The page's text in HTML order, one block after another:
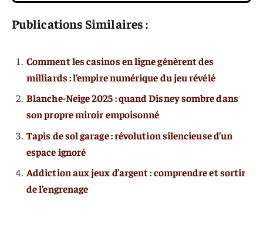
Publications Similaires :
Comment les casinos en ligne génèrent des
milliards : l’empire numérique du jeu révélé
Blanche-Neige 2025 : quand Disney sombre dans
son propre miroir empoisonné
Tapis de sol garage : révolution silencieuse d’un
espace ignoré
Addiction aux jeux d’argent : comprendre et sortir
de l’engrenage